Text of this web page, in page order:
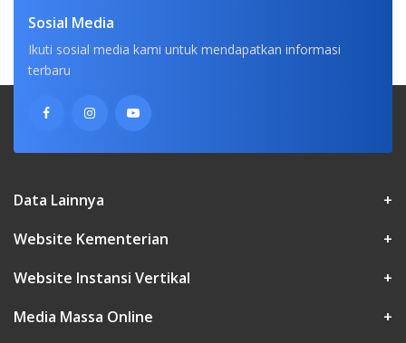
Sosial Media
Ikuti sosial media kami untuk mendapatkan informasi
terbaru
Data Lainnya
+
Website Kementerian
+
Website Instansi Vertikal
+
Media Massa Online
+